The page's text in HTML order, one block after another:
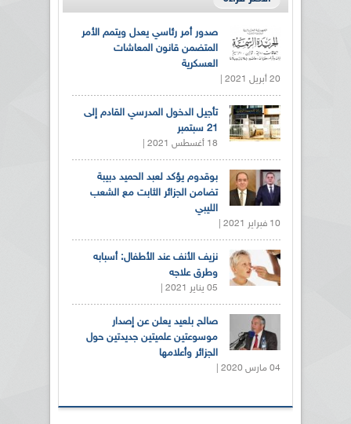
صدور أمر رئاسي يعدل ويتمم الأمر
المتضمن قانون المعاشات
العسكرية
20 أبريل 2021 |
تأجيل الدخول المدرسي القادم إلى
21 سبتمبر
18 أغسطس 2021 |
بوقدوم يؤكد لعبد الحميد دبيبة
تضامن الجزائر الثابت مع الشعب
الليبي
10 فبراير 2021 |
نزيف الأنف عند الأطفال: أسبابه
وطرق علاجه
05 يناير 2021 |
صالح بلعيد يعلن عن إصدار
موسوعتين علميتين جديدتين حول
الجزائر وأعلامها
04 مارس 2020 |